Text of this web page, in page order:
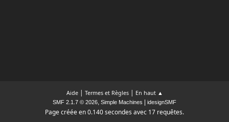
Aide| Termes et Règles| En haut ▲
SMF 2.1.7 © 2026, Simple Machines idesignSMF
Page créée en 0.140 secondes avec 17 requêtes.